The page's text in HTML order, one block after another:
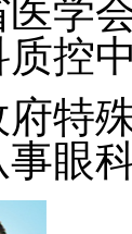
医学
质控
特
事眼